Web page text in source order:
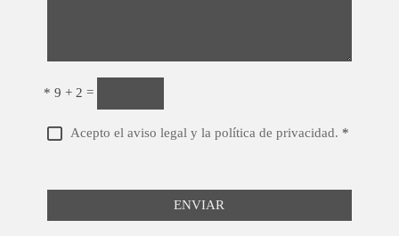
* 9 + 2 =
Acepto el aviso legal y la política de privacidad. *
ENVIAR